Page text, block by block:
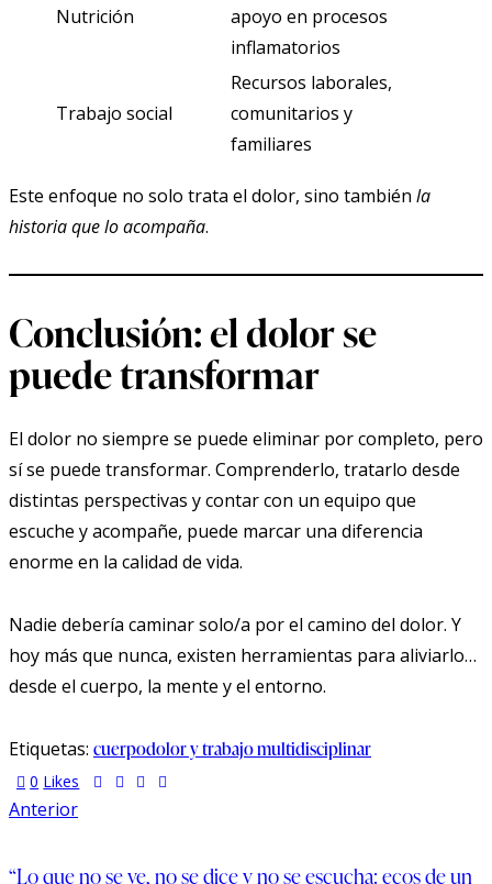
Nutrición
apoyo en procesos
inflamatorios
Trabajo social
Recursos laborales,
comunitarios y
familiares
Este enfoque no solo trata el dolor, sino también la
historia que lo acompaña.
Conclusión: el dolor se
puede transformar
El dolor no siempre se puede eliminar por completo, pero
sí se puede transformar. Comprenderlo, tratarlo desde
distintas perspectivas y contar con un equipo que
escuche y acompañe, puede marcar una diferencia
enorme en la calidad de vida.
Nadie debería caminar solo/a por el camino del dolor. Y
hoy más que nunca, existen herramientas para aliviarlo…
desde el cuerpo, la mente y el entorno.
Etiquetas: cuerpodolor y trabajo multidisciplinar
0 Likes
Anterior
“Lo que no se ve, no se dice y no se escucha: ecos de un